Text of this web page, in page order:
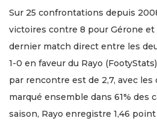
Sur 25 confrontations depuis
victoires contre 8 pour Gérone et
dernier match direct entre les
1-0 en faveur du Rayo
par rencontre est de 2,7, avec
marqué ensemble dans 61% des
saison, Rayo enregistre 1,46